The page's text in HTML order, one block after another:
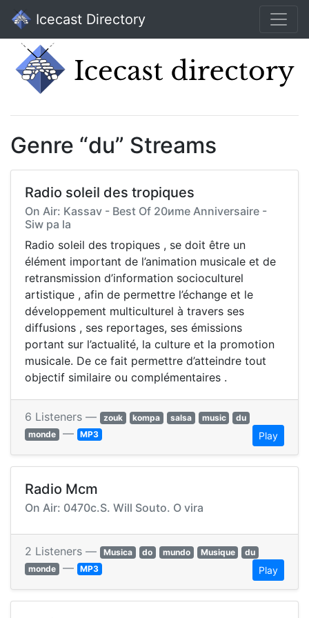
Icecast Directory
Genre “du” Streams
Radio soleil des tropiques
On Air: Kassav - Best Of 20иme Anniversaire -
Siw pa la
Radio soleil des tropiques , se doit être un
élément important de l’animation musicale et de
retransmission d’information socioculturel
artistique , afin de permettre l’échange et le
développement multiculturel à travers ses
diffusions , ses reportages, ses émissions
portant sur l’actualité, la culture et la promotion
musicale. De ce fait permettre d’atteindre tout
objectif similaire ou complémentaires .
6 Listeners — zouk kompa salsa music
du
monde — MP3 Play
Radio Mcm
On Air: 0470c.S. Will Souto. O vira
2 Listeners — Musica do mundo Musique
du
monde — MP3 Play